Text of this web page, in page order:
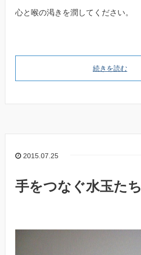
心と喉の渇きを潤してください。
続きを読む
2015.07.25
手をつなぐ水玉たち